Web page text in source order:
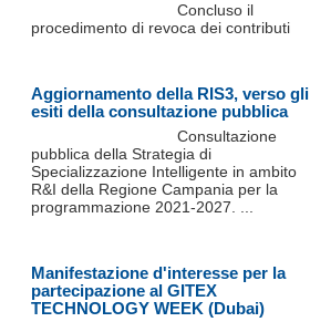
Concluso il
procedimento di revoca dei contributi
Aggiornamento della RIS3, verso gli
esiti della consultazione pubblica
Consultazione
pubblica della Strategia di
Specializzazione Intelligente in ambito
R&I della Regione Campania per la
programmazione 2021-2027. ...
Manifestazione d'interesse per la
partecipazione al GITEX
TECHNOLOGY WEEK (Dubai)